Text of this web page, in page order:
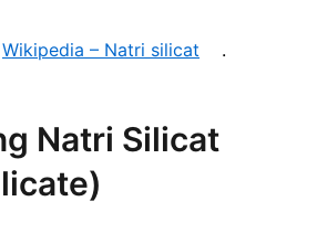
Wikipedia – Natri silicat .
Natri Silicat